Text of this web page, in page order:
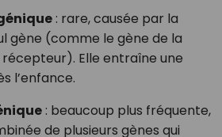
: rare, causée par la
gène (comme le gène de la
Elle entraîne une
l’enfance.
: beaucoup plus fréquente,
de plusieurs gènes qui